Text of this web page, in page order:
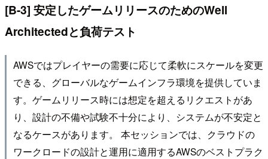
[B-3] 安定したゲームリリースのためのWell
Architectedと負荷テスト
AWSではプレイヤーの需要に応じて柔軟にスケールを変更
できる、グローバルなゲームインフラ環境を提供していま
す。ゲームリリース時には想定を超えるリクエストがあ
り、設計の不備や試験不十分により、システムが不安定と
なるケースがあります。 本セッションでは、クラウドの
ワークロードの設計と運用に適用するAWSのベストプラク